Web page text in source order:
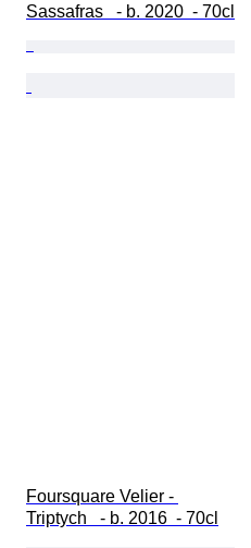
Sassafras   - b. 2020  - 70cl
Foursquare Velier -
Triptych   - b. 2016  - 70cl